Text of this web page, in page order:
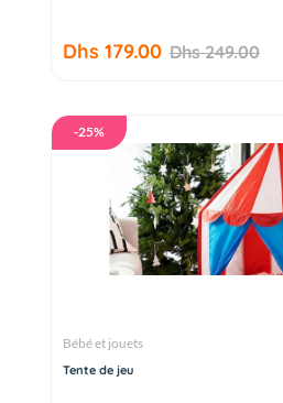
Dhs 179.00 Dhs 249.00
-25%
Bébé et jouets
Tente de jeu